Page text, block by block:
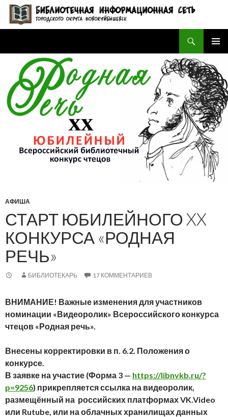
БИБЛИОТЕЧНАЯ ИНФОРМАЦИОННАЯ СЕТЬ городского округа Новокуйбышевск
МЕНЮ
СОДЕРЖИМОМУ
АФИША
СТАРТ ЮБИЛЕЙНОГО XX
КОНКУРСА «РОДНАЯ
РЕЧЬ»
БИБЛИОТЕКАРЬ 17 КОММЕНТАРИЕВ
ВНИМАНИЕ! Важные изменения для участников
номинации «Видеоролик» Всероссийского конкурса
чтецов «Родная речь».
Внесены корректировки в п. 6.2. Положения о
конкурсе.
В заявке на участие (Форма 3 — https://libnvkb.ru/?
p=9256) прикрепляется ссылка на видеоролик,
размещённый на российских платформах VK.Video
или Rutube, или на облачных хранилищах данных